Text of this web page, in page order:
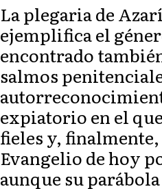
La plegaria de
ejemplifica el
encontrado
salmos
expiatorio en el
fieles y, finalmente,
Evangelio de hoy
aunque su